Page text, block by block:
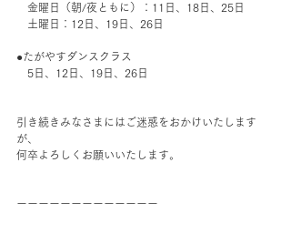
金曜日（朝/夜ともに）：11日、18日、25日
土曜日：12日、19日、26日
●たがやすダンスクラス
5日、12日、19日、26日
引き続きみなさまにはご迷惑をおかけいたします
が、
何卒よろしくお願いいたします。
ーーーーーーーーーーーーー